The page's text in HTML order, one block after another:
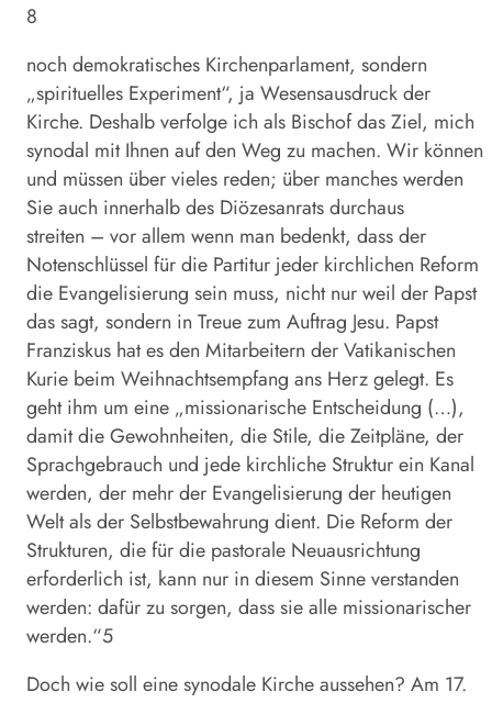
8
noch demokratisches Kirchenparlament, sondern
„spirituelles Experiment“, ja Wesensausdruck der
Kirche. Deshalb verfolge ich als Bischof das Ziel, mich
synodal mit Ihnen auf den Weg zu machen. Wir können
und müssen über vieles reden; über manches werden
Sie auch innerhalb des Diözesanrats durchaus
streiten – vor allem wenn man bedenkt, dass der
Notenschlüssel für die Partitur jeder kirchlichen Reform
die Evangelisierung sein muss, nicht nur weil der Papst
das sagt, sondern in Treue zum Auftrag Jesu. Papst
Franziskus hat es den Mitarbeitern der Vatikanischen
Kurie beim Weihnachtsempfang ans Herz gelegt. Es
geht ihm um eine „missionarische Entscheidung (…),
damit die Gewohnheiten, die Stile, die Zeitpläne, der
Sprachgebrauch und jede kirchliche Struktur ein Kanal
werden, der mehr der Evangelisierung der heutigen
Welt als der Selbstbewahrung dient. Die Reform der
Strukturen, die für die pastorale Neuausrichtung
erforderlich ist, kann nur in diesem Sinne verstanden
werden: dafür zu sorgen, dass sie alle missionarischer
werden.“5
Doch wie soll eine synodale Kirche aussehen? Am 17.